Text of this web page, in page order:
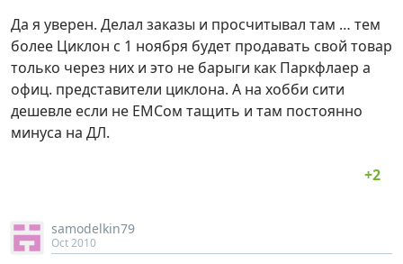
Да я уверен. Делал заказы и просчитывал там … тем
более Циклон с 1 ноября будет продавать свой товар
только через них и это не барыги как Паркфлаер а
офиц. представители циклона. А на хобби сити
дешевле если не ЕМСом тащить и там постоянно
минуса на ДЛ.
samodelkin79
Oct 2010